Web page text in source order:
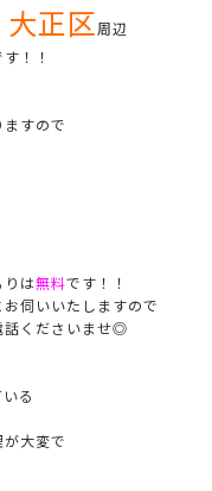
正区周辺
！！
すので
りは無料です！！
お伺いいたしますので
話くださいませ◎
る
大変で